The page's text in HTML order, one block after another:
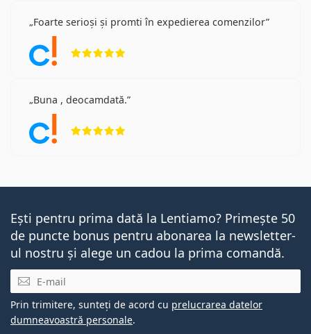
Foarte serioși și promti în expedierea comenzilor
Buna , deocamdată.
Ești pentru prima dată la Lentiamo? Primește 50
de puncte bonus pentru abonarea la newsletter-
ul nostru și alege un cadou la prima comandă.
E-mail
Prin trimitere, sunteți de acord cu prelucrarea datelor
dumneavoastră personale.